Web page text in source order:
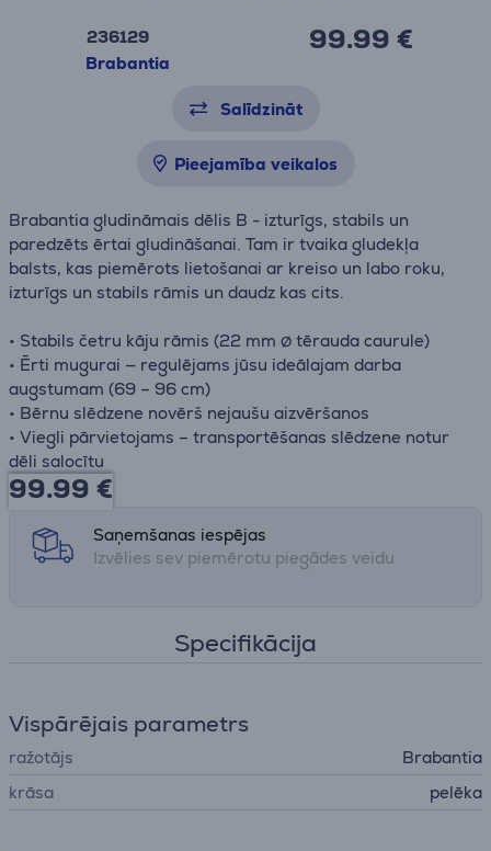
236129
Brabantia
99.99 €
Salīdzināt
Pieejamība veikalos
Brabantia gludināmais dēlis B - izturīgs, stabils un
paredzēts ērtai gludināšanai. Tam ir tvaika gludekļa
balsts, kas piemērots lietošanai ar kreiso un labo roku,
izturīgs un stabils rāmis un daudz kas cits.
• Stabils četru kāju rāmis (22 mm ∅ tērauda caurule)
• Ērti mugurai — regulējams jūsu ideālajam darba
augstumam (69 – 96 cm)
• Bērnu slēdzene novērš nejaušu aizvēršanos
• Viegli pārvietojams – transportēšanas slēdzene notur
dēli salocītu
99.99 €
Saņemšanas iespējas
Izvēlies sev piemērotu piegādes veidu
Specifikācija
Vispārējais parametrs
ražotājs
Brabantia
krāsa
pelēka